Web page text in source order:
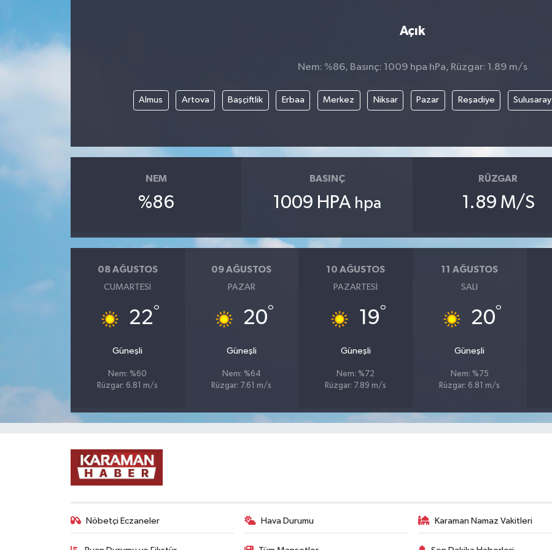
Açık
Nem: %86, Basınç: 1009 hpa hPa, Rüzgar: 1.89 m/s
Almus Artova Başçiftlik Erbaa Merkez Niksar Pazar Reşadiye Sulusaray
NEM
%86
BASINÇ
1009 HPA hpa
RÜZGAR
1.89 M/S
08 AĞUSTOS
CUMARTESI
22°
Güneşli
Nem: %60
Rüzgar: 6.81 m/s
09 AĞUSTOS
PAZAR
20°
Güneşli
Nem: %64
Rüzgar: 7.61 m/s
10 AĞUSTOS
PAZARTESI
19°
Güneşli
Nem: %72
Rüzgar: 7.89 m/s
11 AĞUSTOS
SALI
20°
Güneşli
Nem: %75
Rüzgar: 6.81 m/s
Nöbetçi Eczaneler Hava Durumu Karaman Namaz Vakitleri
Spor